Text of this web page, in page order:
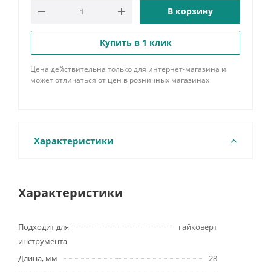
В корзину
Купить в 1 клик
Цена действительна только для интернет-магазина и
может отличаться от цен в розничных магазинах
Характеристики
Характеристики
Подходит для
инструмента
гайковерт
Длина, мм
28